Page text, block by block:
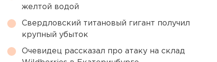
желтой водой
Свердловский титановый гигант получил
крупный убыток
Очевидец рассказал про атаку на склад